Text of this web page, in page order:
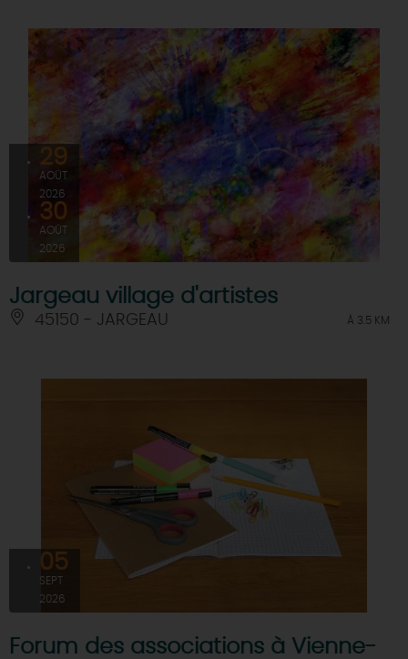
29
AOÛT
2026
30
AOÛT
2026
Jargeau village d'artistes
45150 - JARGEAU À 3.5 KM
05
SEPT
2026
Forum des associations à Vienne-